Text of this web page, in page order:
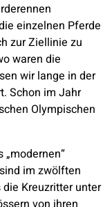
einzelnen Pferde
zur Ziellinie zu
waren die
wir lange in der
Schon im Jahr
Olympischen
„modernen“
im zwölften
Kreuzritter unter